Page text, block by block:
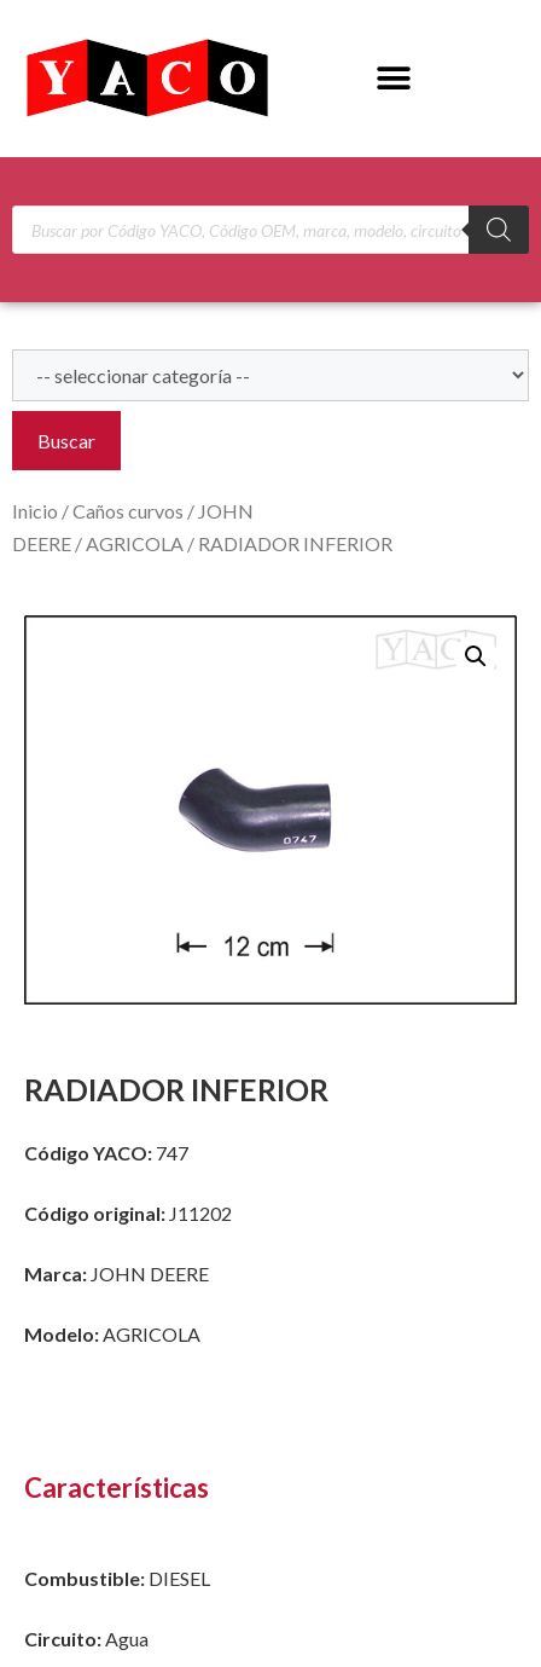
Buscar
Inicio /Caños curvos / JOHN
DEERE /AGRICOLA / RADIADOR INFERIOR
RADIADOR INFERIOR
Código YACO: 747
Código original: J11202
Marca: JOHN DEERE
Modelo:AGRICOLA
Características
Combustible: DIESEL
Circuito:Agua